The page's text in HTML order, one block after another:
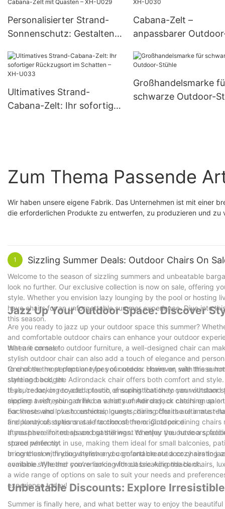
Personalisierter Strand-
Sonnenschutz: Gestalten
mit Quasten – XH-U029
Cabana-Zelt –
anpassbarer
Rückzugsort – XH-
Ultimatives Strand-
Cabana-Zelt: Ihr sofortiger
Großhandelsmarke
schwarze Outdoor-
Zum Thema Passende
Wir haben unsere eigene Fabrik. Das Unternehmen ist mit einer
die erforderlichen Produkte zu entwerfen, zu produzieren und
1 Sizzling Summer Deals: Outdoor Chairs On
Welcome to the season of sizzling summers and unbeatable
look no further. Our exclusive collection is now on sale, offering
style. Whether you envision lazy lounging by the pool or hosting
have chairs for an unforgettable summer experience. Dive into
this season.
Jazz Up Your Outdoor Space: Discover
Are you ready to jazz up your outdoor space this summer?
and comfortable outdoor chairs can enhance your outdoor
that are on sale!
When it comes to outdoor furniture, a well-designed chair can
stylish outdoor chair can also add a touch of elegance and
to choose the perfect one for your needs. However, with these
style and budget.
One of the most popular types of outdoor chairs on sale this
slanting back, the Adirondack chair offers both comfort and
teak, cedar, or recycled plastic, ensuring that they can
modern twist, you can find a variety of Adirondack chairs on sale
If you're looking to add a touch of sophistication to your outdoor
sipping a refreshing drink on a hot summer day, or catching up
backrests and plush cushions, lounge chairs offer the ultimate
find luxurious options at a fraction of the original price.
For those who love to entertain guests, dining chairs are a
are plenty of styles on sale to choose from. Outdoor dining
atmosphere for meals and gatherings. Whether you have a
space perfectly.
If you have limited space but still want to enjoy the outdoors,
stored when not in use, making them ideal for small balconies,
bring them with you wherever you go and create a cozy seating
combine style and convenience without breaking the bank.
In conclusion, finding stylish and comfortable outdoor chairs to
available. Whether you're looking for classic Adirondack chairs,
a wide range of options on sale to suit your needs and
experience today!
Unbeatable Discounts: Explore
Summer is finally here, and what better way to enjoy the